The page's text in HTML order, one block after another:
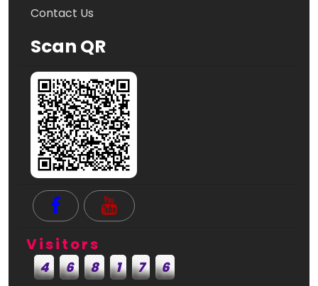
Contact Us
Scan QR
Visitors
4 6 8 1 7 6